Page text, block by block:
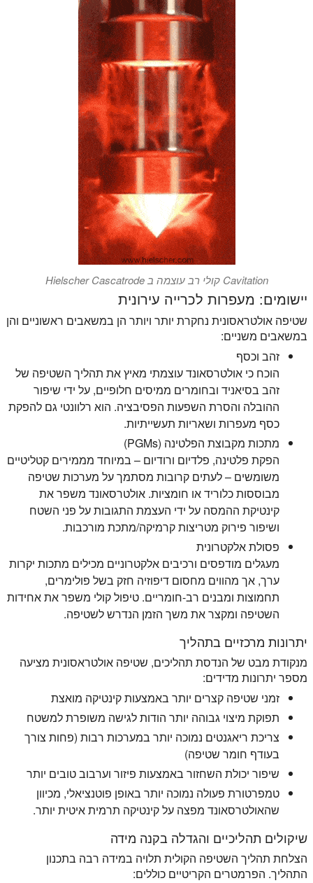
Cavitation קולי רב עוצמה ב Hielscher Cascatrode
יישומים: מעפרות לכרייה עירונית
שטיפה אולטראסונית נחקרת יותר ויותר הן במשאבים ראשוניים והן
במשאבים משניים:
זהב וכסף
הוכח כי אולטרסאונד עוצמתי מאיץ את תהליך השטיפה של
זהב בסיאניד ובחומרים ממיסים חלופיים, על ידי שיפור
ההובלה והסרת השפעות הפסיבציה. הוא רלוונטי גם להפקת
כסף מעפרות ושאריות תעשייתיות.
מתכות מקבוצת הפלטינה (PGMs)
הפקת פלטינה, פלדיום ורודיום – במיוחד מממירים קטליטיים
משומשים – לעתים קרובות מסתמך על מערכות שטיפה
מבוססות כלוריד או חומציות. אולטרסאונד משפר את
קינטיקת ההמסה על ידי העצמת התגובות על פני השטח
ושיפור פירוק מטריצות קרמיקה/מתכת מורכבות.
פסולת אלקטרונית
מעגלים מודפסים ורכיבים אלקטרוניים מכילים מתכות יקרות
ערך, אך מהווים מחסום דיפוזיה חזק בשל פולימרים,
תחמוצות ומבנים רב-חומריים. טיפול קולי משפר את אחידות
השטיפה ומקצר את משך הזמן הנדרש לשטיפה.
יתרונות מרכזיים בתהליך
מנקודת מבט של הנדסת תהליכים, שטיפה אולטראסונית מציעה
מספר יתרונות מדידים:
זמני שטיפה קצרים יותר באמצעות קינטיקה מואצת
תפוקת מיצוי גבוהה יותר הודות לגישה משופרת למשטח
צריכת ריאגנטים נמוכה יותר במערכות רבות (פחות צורך
בעודף חומר שטיפה)
שיפור יכולת השחזור באמצעות פיזור וערבוב טובים יותר
טמפרטורת פעולה נמוכה יותר באופן פוטנציאלי, מכיוון
שהאולטרסאונד מפצה על קינטיקה תרמית איטית יותר.
שיקולים תהליכיים והגדלה בקנה מידה
הצלחת תהליך השטיפה הקולית תלויה במידה רבה בתכנון
התהליך. הפרמטרים הקריטיים כוללים: